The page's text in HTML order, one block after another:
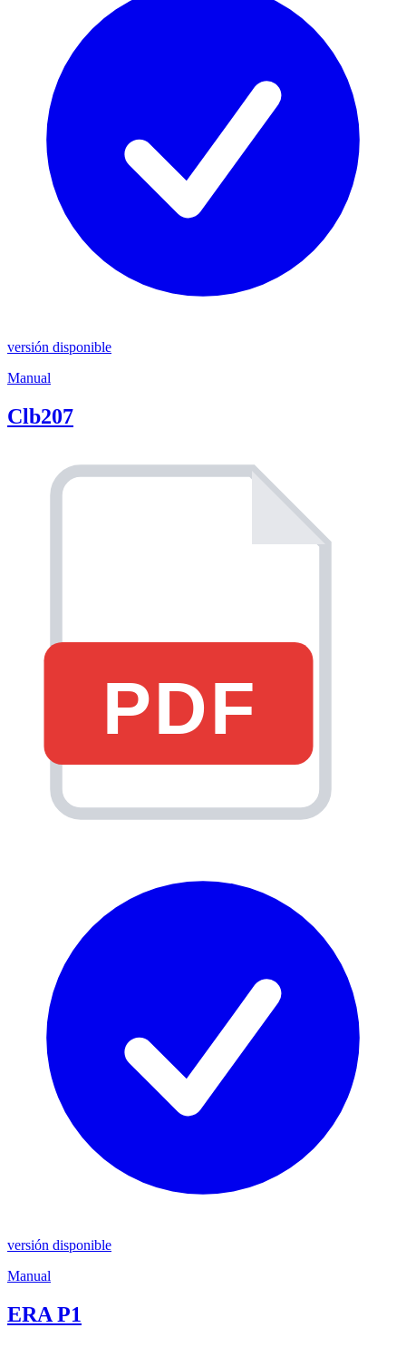
versión disponible
Manual
Clb207
PDF
versión disponible
Manual
ERA P1